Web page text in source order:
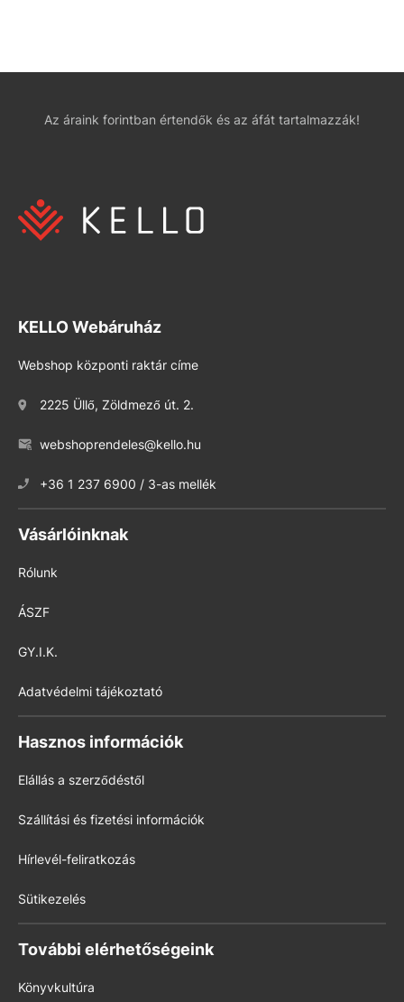
Az áraink forintban értendők és az áfát tartalmazzák!
KELLO Webáruház
Webshop központi raktár címe
2225 Üllő, Zöldmező út. 2.
webshoprendeles@kello.hu
+36 1 237 6900 / 3-as mellék
Vásárlóinknak
Rólunk
ÁSZF
GY.I.K.
Adatvédelmi tájékoztató
Hasznos információk
Elállás a szerződéstől
Szállítási és fizetési információk
Hírlevél-feliratkozás
Sütikezelés
További elérhetőségeink
Könyvkultúra